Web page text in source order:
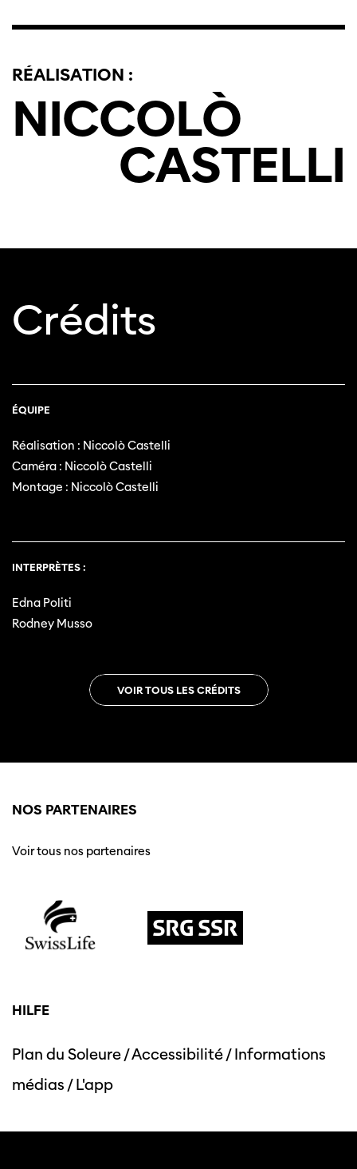
utiliser un autre navigateur.
RÉALISATION :
NICCOLÒ
CASTELLI
Crédits
ÉQUIPE
Réalisation : Niccolò Castelli
Caméra : Niccolò Castelli
Montage : Niccolò Castelli
INTERPRÈTES :
Edna Politi
Rodney Musso
VOIR TOUS LES CRÉDITS
NOS PARTENAIRES
Voir tous nos partenaires
HILFE
Plan du Soleure/Accessibilité/Informations
médias /L'app